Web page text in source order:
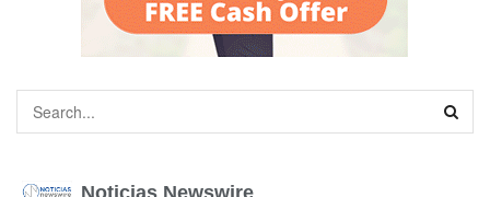
Noticias Newswire